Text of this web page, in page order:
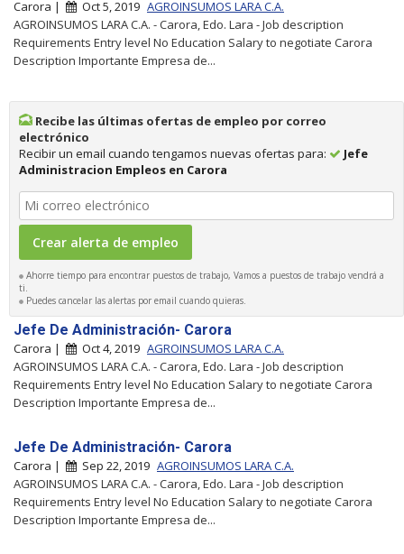
Carora | Oct 5, 2019 AGROINSUMOS LARA C.A.
AGROINSUMOS LARA C.A. - Carora, Edo. Lara - Job description
Requirements Entry level No Education Salary to negotiate Carora
Description Importante Empresa de...
Recibe las últimas ofertas de empleo por correo
electrónico
Recibir un email cuando tengamos nuevas ofertas para:
Jefe
Administracion Empleos en Carora
Ahorre tiempo para encontrar puestos de trabajo, Vamos a puestos de trabajo vendrá a
ti.
Puedes cancelar las alertas por email cuando quieras.
Jefe De Administración- Carora
Carora | Oct 4, 2019 AGROINSUMOS LARA C.A.
AGROINSUMOS LARA C.A. - Carora, Edo. Lara - Job description
Requirements Entry level No Education Salary to negotiate Carora
Description Importante Empresa de...
Jefe De Administración- Carora
Carora | Sep 22, 2019 AGROINSUMOS LARA C.A.
AGROINSUMOS LARA C.A. - Carora, Edo. Lara - Job description
Requirements Entry level No Education Salary to negotiate Carora
Description Importante Empresa de...